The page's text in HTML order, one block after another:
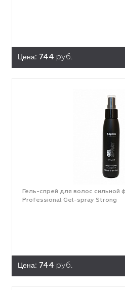
Цена: 744 руб.
Гель-спрей для волос сильной
Professional Gel-spray Strong
Цена: 744 руб.